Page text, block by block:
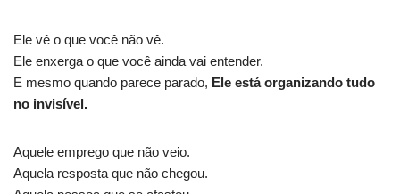
Ele vê o que você não vê.
Ele enxerga o que você ainda vai entender.
E mesmo quando parece parado, Ele está organizando tudo
no invisível.
Aquele emprego que não veio.
Aquela resposta que não chegou.